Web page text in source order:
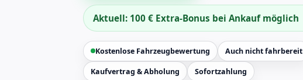
Aktuell: 100 € Extra-Bonus bei Ankauf möglich
Kostenlose Fahrzeugbewertung Auch nicht fahrbereit
Kaufvertrag & Abholung Sofortzahlung